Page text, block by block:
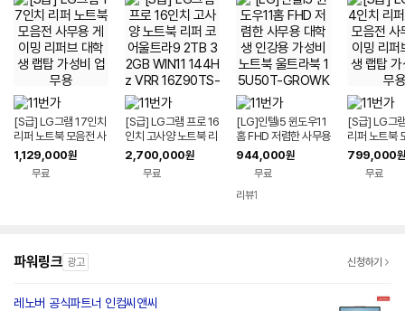
[S급] LG그램 17인치
리퍼 노트북 모음전 사
무용 게이밍 리퍼브 대
학생 랩탑 가성비 업무
1,129,000원
무료
[S급] LG그램 프로 16
인치 고사양 노트북 리
퍼 코어울트라9 2TB
32GB WIN11 144H
z VRR 16Z90TS-G.
2,700,000원
무료
[LG]인텔i5 윈도우11
홈 FHD 저렴한 사무용
대학생 인강용 가성비
노트북 울트라북 15U
50T-GROWK
944,000원
무료
리뷰1
[S급] LG그
리퍼 노트북
무용 게이밍
학생 랩탑 가
799,000원
무료
파워링크 광고 신청하기
레노버 공식파트너 인컴씨앤씨